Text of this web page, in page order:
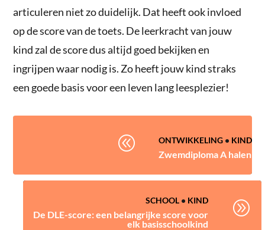
articuleren niet zo duidelijk. Dat heeft ook invloed
op de score van de toets. De leerkracht van jouw
kind zal de score dus altijd goed bekijken en
ingrijpen waar nodig is. Zo heeft jouw kind straks
een goede basis voor een leven lang leesplezier!
@ ONTWIKKELING• KIND
Zwemdiploma A halen
SCHOOL• KIND
De DLE-score: een belangrijke score voor
elk basisschoolkind
A